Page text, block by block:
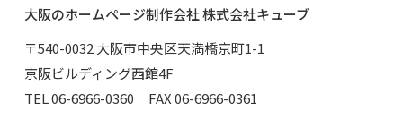
大阪のホームページ制作会社 株式会社キューブ
〒540-0032 大阪市中央区天満橋京町1-1
京阪ビルディング西館4F
TEL06-6966-0360 FAX 06-6966-0361